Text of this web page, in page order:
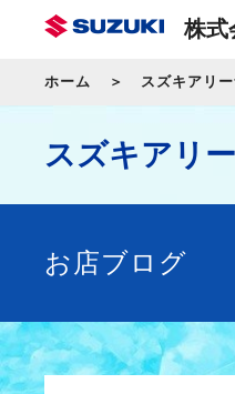
株式
ホーム スズキアリ
スズキアリ
お店ブログ